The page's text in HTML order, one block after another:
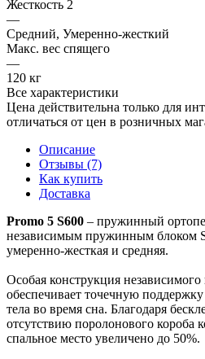
Жесткость 2
—
Средний, Умеренно-жесткий
Макс. вес спящего
—
120 кг
Все характеристики
Цена действительна только для
отличаться от цен в розничных
Описание
Отзывы (7)
Как купить
Доставка
Promo 5 S600 – пружинный
независимым пружинным блоком
умеренно-жесткая и средняя.
Особая конструкция
обеспечивает точечную
тела во время сна. Благодаря
отсутствию поролонового короба
спальное место увеличено до 50%.